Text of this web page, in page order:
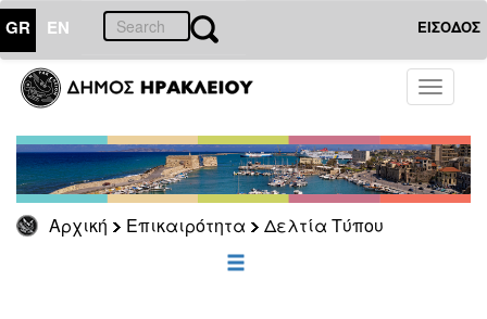
GR EN ΕΙΣΟΔΟΣ
Toggle
Αρχική Επικαιρότητα Δελτία Τύπου
ΕΠΙΚΑΙΡΟΤΗΤΑ
Τύπου
Αρχείο